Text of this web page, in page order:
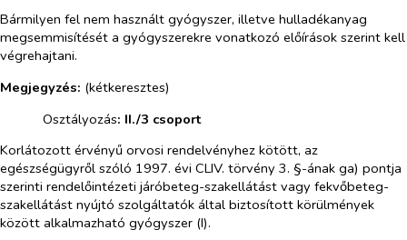
Bármilyen fel nem használt gyógyszer, illetve hulladékanyag
megsemmisítését a gyógyszerekre vonatkozó előírások szerint kell
végrehajtani.
Megjegyzés: (kétkeresztes)
Osztályozás: II./3 csoport
Korlátozott érvényű orvosi rendelvényhez kötött, az
egészségügyről szóló 1997. évi CLIV. törvény 3. §-ának ga) pontja
szerinti rendelőintézeti járóbeteg-szakellátást vagy fekvőbeteg-
szakellátást nyújtó szolgáltatók által biztosított körülmények
között alkalmazható gyógyszer (I).